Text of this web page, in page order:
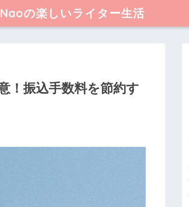
Naoの楽しいライター生活
！振込手数料を節約す